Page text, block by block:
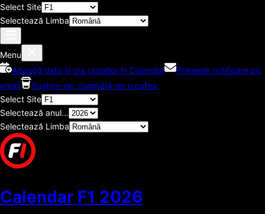
Select Site
Selectează Limba
Menu
Adaugă data și ora curselor în Calendar
Primește notificare pe
email
Susține-ne, cumpără-ne o cafea.
Select Site
Selectează anul...
Selectează Limba
Calendar F1 2026